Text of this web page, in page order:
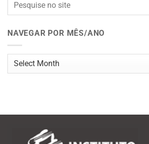
NAVEGAR POR MÊS/ANO
Navegar